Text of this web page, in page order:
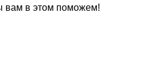
вам в этом поможем!